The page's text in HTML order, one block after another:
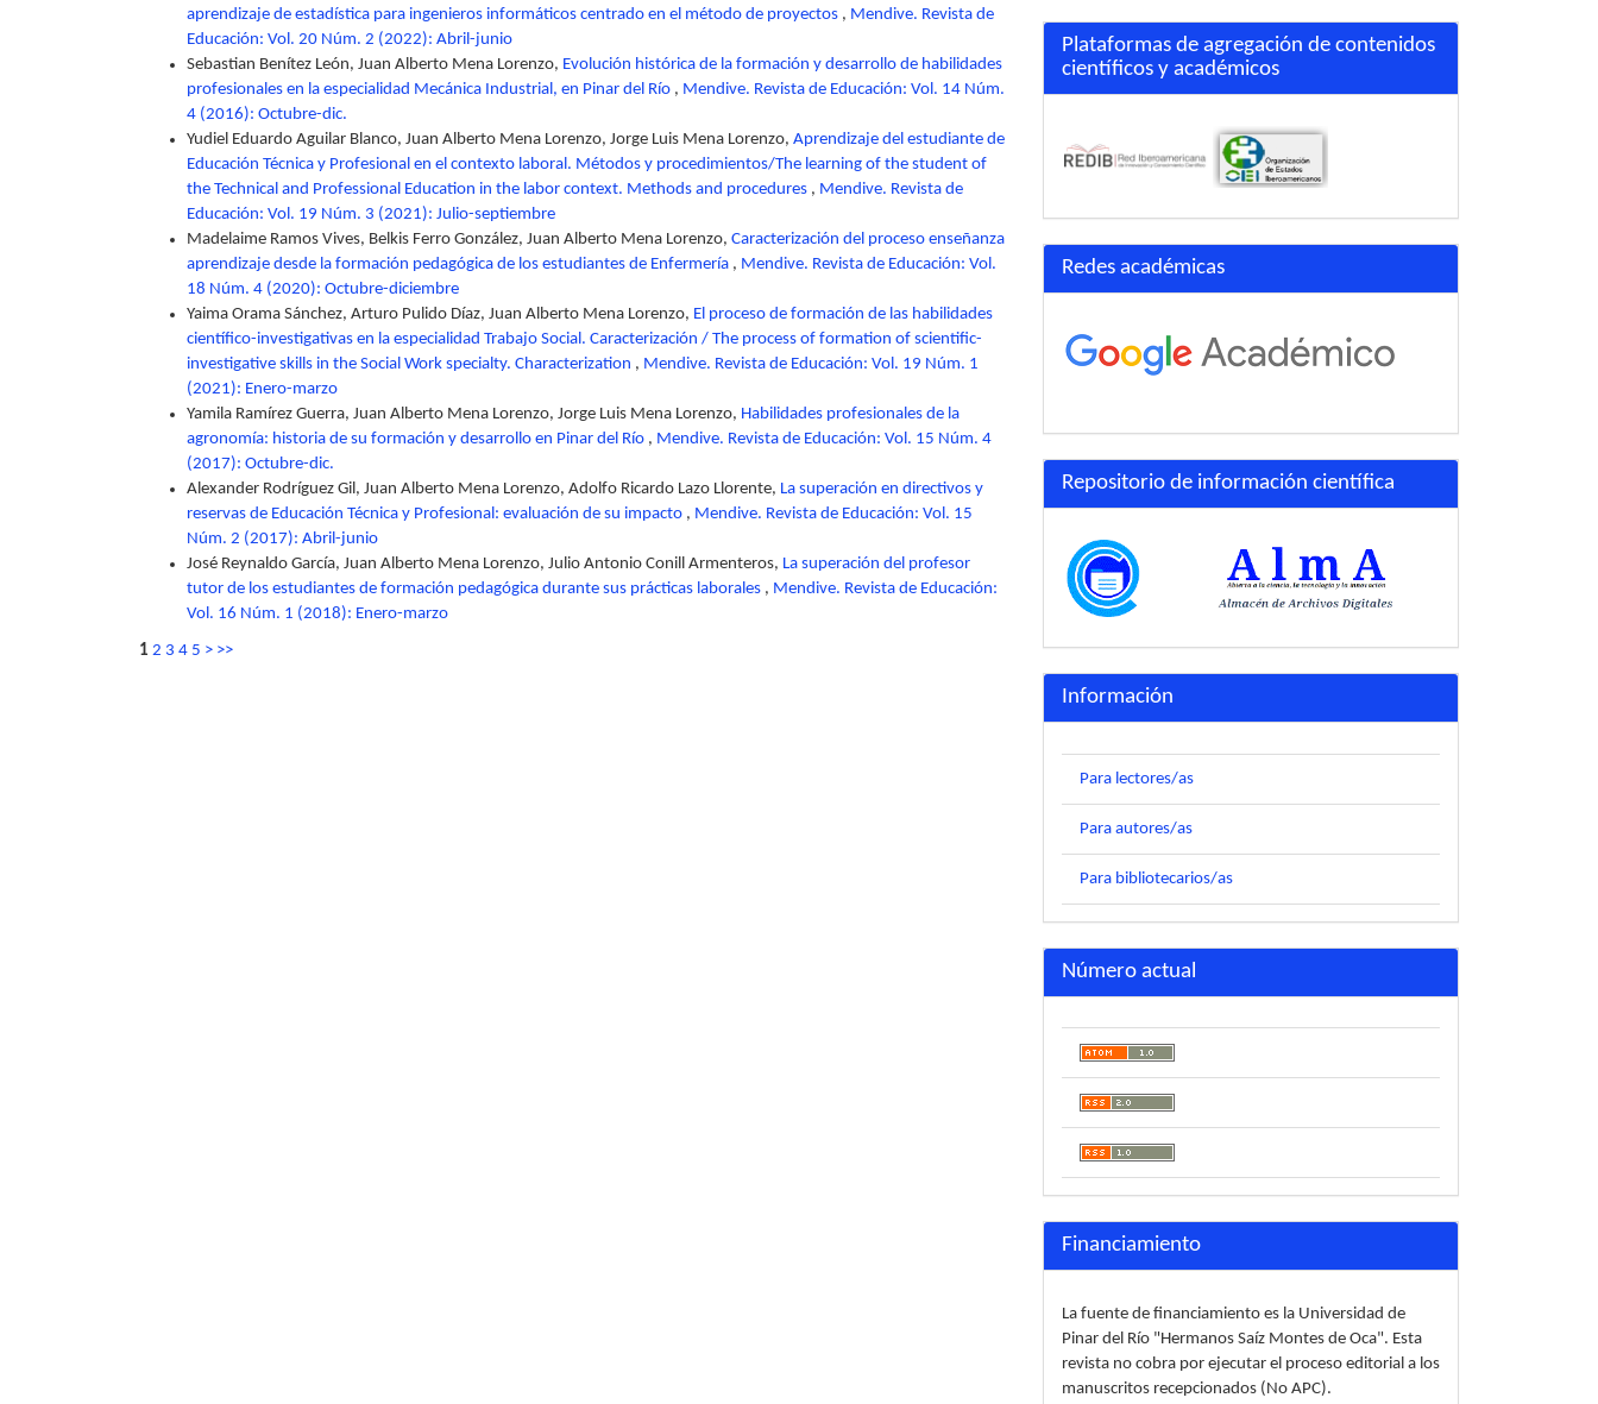
aprendizaje de estadística para ingenieros informáticos centrado en el método de proyectos , Mendive. Revista de
Educación: Vol. 20 Núm. 2 (2022): Abril-junio
Sebastian Benítez León, Juan Alberto Mena Lorenzo, Evolución histórica de la formación y desarrollo de habilidades
profesionales en la especialidad Mecánica Industrial, en Pinar del Río , Mendive. Revista de Educación: Vol. 14 Núm.
4 (2016): Octubre-dic.
Yudiel Eduardo Aguilar Blanco, Juan Alberto Mena Lorenzo, Jorge Luis Mena Lorenzo, Aprendizaje del estudiante de
Educación Técnica y Profesional en el contexto laboral. Métodos y procedimientos/The learning of the student of
the Technical and Professional Education in the labor context. Methods and procedures , Mendive. Revista de
Educación: Vol. 19 Núm. 3 (2021): Julio-septiembre
Madelaime Ramos Vives, Belkis Ferro González, Juan Alberto Mena Lorenzo, Caracterización del proceso enseñanza
aprendizaje desde la formación pedagógica de los estudiantes de Enfermería , Mendive. Revista de Educación: Vol.
18 Núm. 4 (2020): Octubre-diciembre
Yaima Orama Sánchez, Arturo Pulido Díaz, Juan Alberto Mena Lorenzo, El proceso de formación de las habilidades
científico-investigativas en la especialidad Trabajo Social. Caracterización / The process of formation of scientific-
investigative skills in the Social Work specialty. Characterization , Mendive. Revista de Educación: Vol. 19 Núm. 1
(2021): Enero-marzo
Yamila Ramírez Guerra, Juan Alberto Mena Lorenzo, Jorge Luis Mena Lorenzo, Habilidades profesionales de la
agronomía: historia de su formación y desarrollo en Pinar del Río , Mendive. Revista de Educación: Vol. 15 Núm. 4
(2017): Octubre-dic.
Alexander Rodríguez Gil, Juan Alberto Mena Lorenzo, Adolfo Ricardo Lazo Llorente, La superación en directivos y
reservas de Educación Técnica y Profesional: evaluación de su impacto , Mendive. Revista de Educación: Vol. 15
Núm. 2 (2017): Abril-junio
José Reynaldo García, Juan Alberto Mena Lorenzo, Julio Antonio Conill Armenteros, La superación del profesor
tutor de los estudiantes de formación pedagógica durante sus prácticas laborales , Mendive. Revista de Educación:
Vol. 16 Núm. 1 (2018): Enero-marzo
1 2 3 4 5 > >>
Plataformas de agregación de contenidos
científicos y académicos
Redes académicas
Repositorio de información científica
Información
Para lectores/as
Para autores/as
Para bibliotecarios/as
Número actual
Financiamiento
La fuente de financiamiento es la Universidad de
Pinar del Río "Hermanos Saíz Montes de Oca". Esta
revista no cobra por ejecutar el proceso editorial a los
manuscritos recepcionados (No APC).